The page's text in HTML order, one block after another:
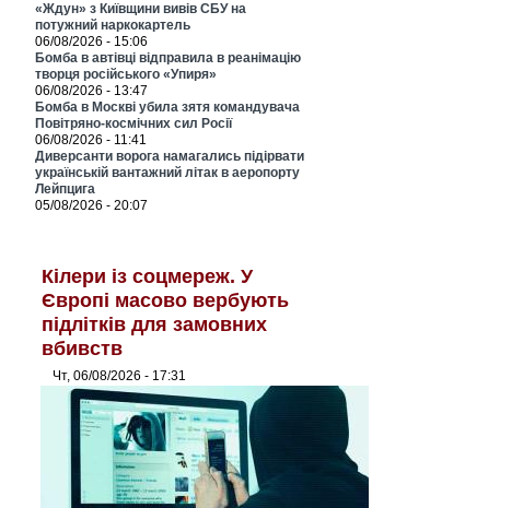
«Ждун» з Київщини вивів СБУ на
потужний наркокартель
06/08/2026 - 15:06
Бомба в автівці відправила в реанімацію
творця російського «Упиря»
06/08/2026 - 13:47
Бомба в Москві убила зятя командувача
Повітряно-космічних сил Росії
06/08/2026 - 11:41
Диверсанти ворога намагались підірвати
українській вантажний літак в аеропорту
Лейпцига
05/08/2026 - 20:07
Кілери із соцмереж. У
Європі масово вербують
підлітків для замовних
вбивств
Чт, 06/08/2026 - 17:31